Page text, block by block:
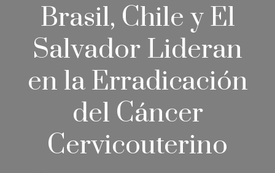
Brasil, Chile y El
Salvador Lideran
en la Erradicación
del Cáncer
Cervicouterino